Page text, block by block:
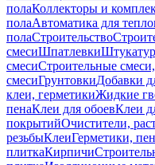
полаКоллекторы и
полаАвтоматика для
полаСтроительство
смесиШпатлевки
смесиСтроительные
смесиГрунтовкиДобавки
клеи, герметикиЖидкие
пенаКлеи для обоевКлеи
покрытийОчистители,
резьбыКлеиГерметики,
плиткаКирпичи